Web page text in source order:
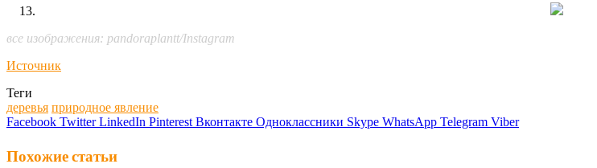
все изображения: pandoraplantt/Instagram
Источник
Теги
деревья природное явление
Facebook Twitter LinkedIn Pinterest Вконтакте Одноклассники Skype WhatsApp Telegram Viber
Похожие статьи